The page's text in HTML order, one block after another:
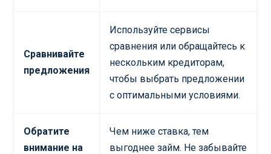
Сравнивайте
предложения
Используйте сервисы
сравнения или обращайтесь к
нескольким кредиторам,
чтобы выбрать предложении
с оптимальными условиями.
Обратите
внимание на
Чем ниже ставка, тем
выгоднее займ. Не забывайте